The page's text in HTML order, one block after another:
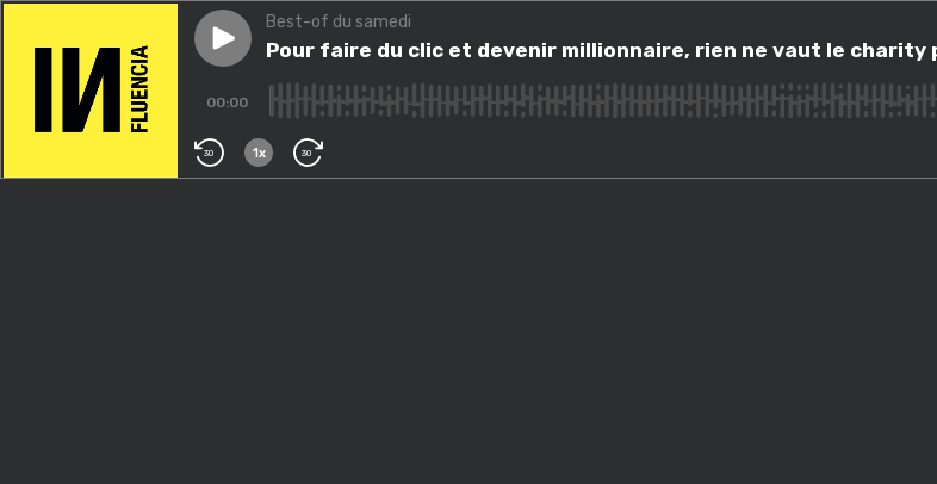
Play episode Pour faire du clic et devenir millionnaire, rien ne vaut le charity porn…
Best-of du samedi
Pour faire du clic et devenir millionnaire, rien ne vaut le charity
00:00
30 1x 30